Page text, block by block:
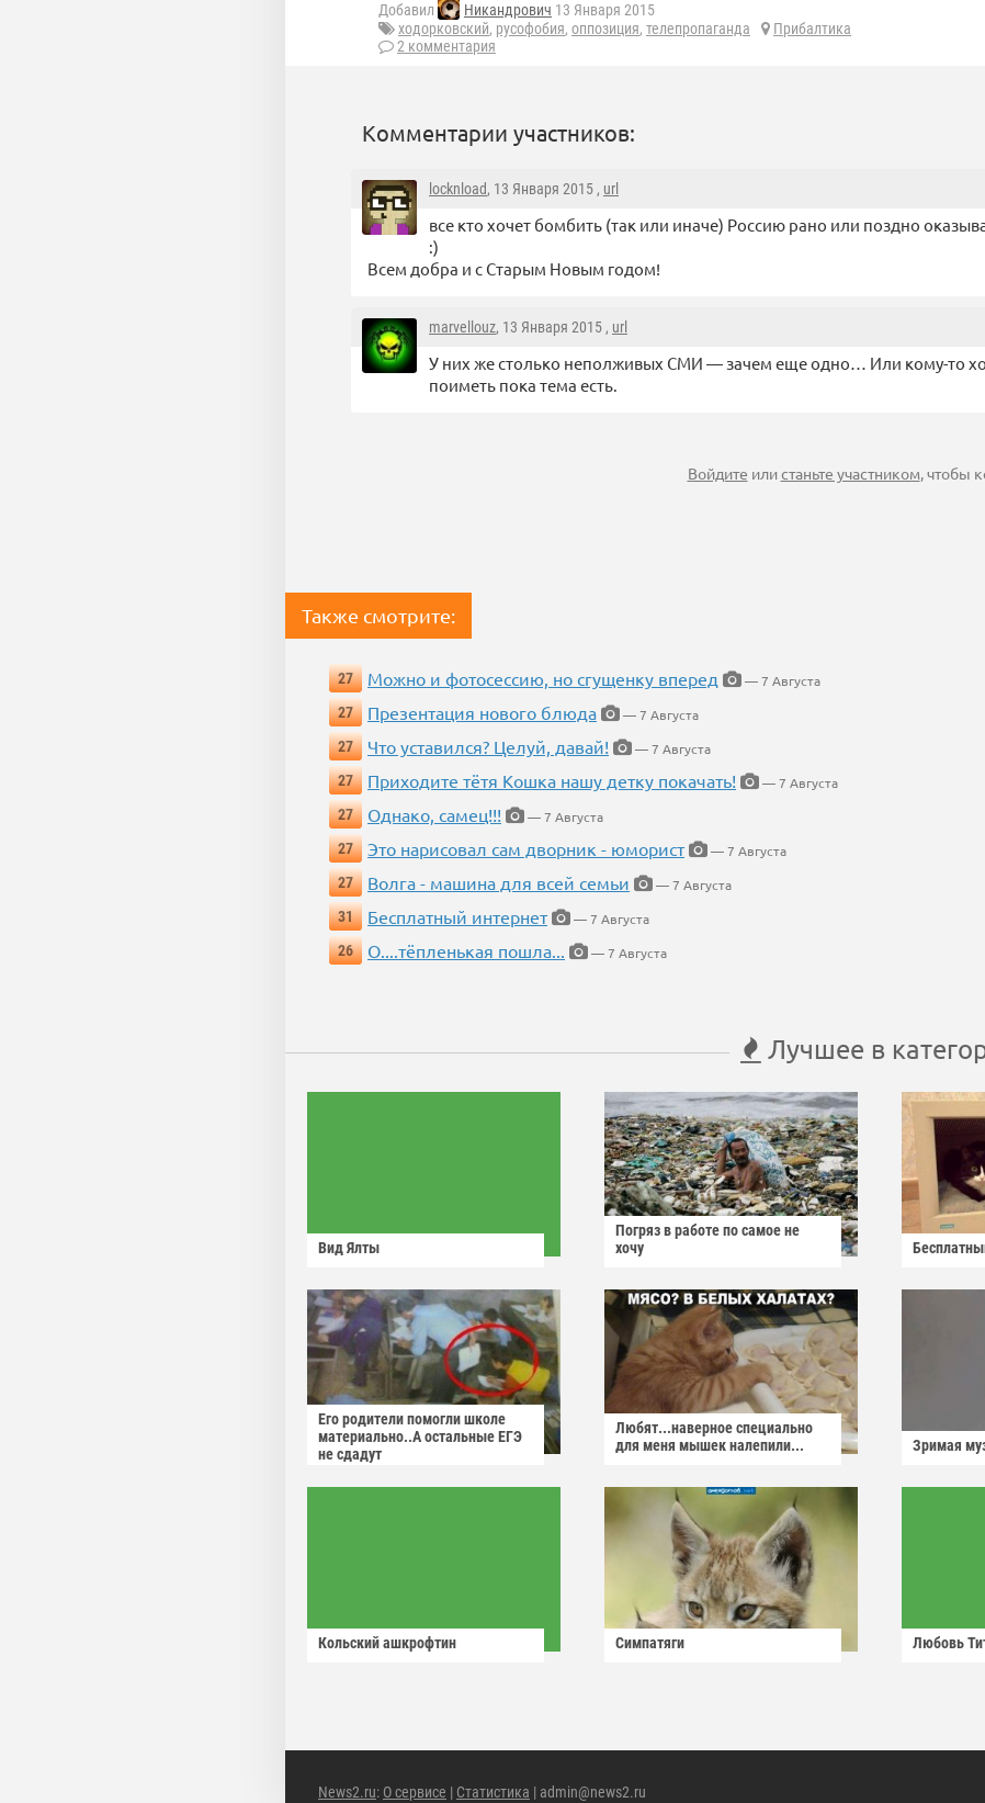
Добавил Никандрович 13 Января 2015
ходорковский, русофобия, оппозиция, телепропаганда
Прибалтика
2 комментария
Комментарии участников:
locknload, 13 Января 2015 , url
все кто хочет бомбить (так или иначе) Россию рано или поздно
:)
Всем добра и с Старым Новым годом!
marvellouz, 13 Января 2015 , url
У них же столько неполживых СМИ — зачем еще одно… Или кому-то
поиметь пока тема есть.
Войдите илистаньте участником, чтобы
Также смотрите:
27 Можно и фотосессию, но сгущенку вперед
— 7 Августа
27
Презентация нового блюда
— 7 Августа
27
Что уставился? Целуй, давай!
— 7 Августа
27
Приходите тётя Кошка нашу детку покачать!
— 7 Августа
27
Однако, самец!!!
— 7 Августа
27
Это нарисовал сам дворник - юморист
— 7 Августа
27
Волга - машина для всей семьи
— 7 Августа
31
Бесплатный интернет
— 7 Августа
26
О....тёпленькая пошла... — 7 Августа
Лучшее в
Вид Ялты
Погряз в работе по самое не
хочу
Его родители помогли школе
материально..А остальные ЕГЭ
не сдадут
Любят...наверное специально
для меня мышек налепили...
Зримая
Кольский ашкрофтин Симпатяги Любовь
News2.ru: О сервисе | Статистика | admin@news2.ru